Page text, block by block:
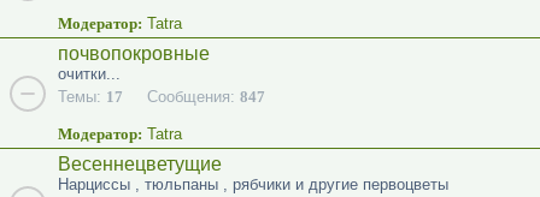
Модератор: Tatra
почвопокровные
очитки...
Темы: 17 Сообщения: 847
Модератор: Tatra
Весеннецветущие
Нарциссы , тюльпаны , рябчики и другие первоцветы